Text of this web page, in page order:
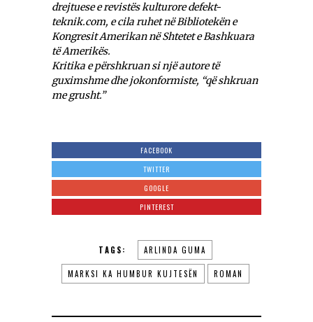
drejtuese e revistës kulturore defekt-
teknik.com, e cila ruhet në Bibliotekën e
Kongresit Amerikan në Shtetet e Bashkuara
të Amerikës.
Kritika e përshkruan si një autore të
guximshme dhe jokonformiste, “që shkruan
me grusht.”
FACEBOOK
TWITTER
GOOGLE
PINTEREST
TAGS: ARLINDA GUMA
MARKSI KA HUMBUR KUJTESËN ROMAN